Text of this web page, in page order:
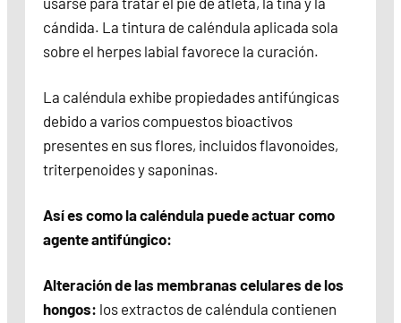
cándida. La tintura de caléndula aplicada sola
sobre el herpes labial favorece la curación.
La caléndula exhibe propiedades antifúngicas
debido a varios compuestos bioactivos
presentes en sus flores, incluidos flavonoides,
triterpenoides y saponinas.
Así es como la caléndula puede actuar como
agente antifúngico:
Alteración de las membranas celulares de los
hongos: los extractos de caléndula contienen